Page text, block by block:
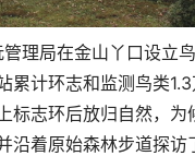
理局在金山丫口设立
计环志和监测鸟类
标志环后放归自然，
着原始森林步道探